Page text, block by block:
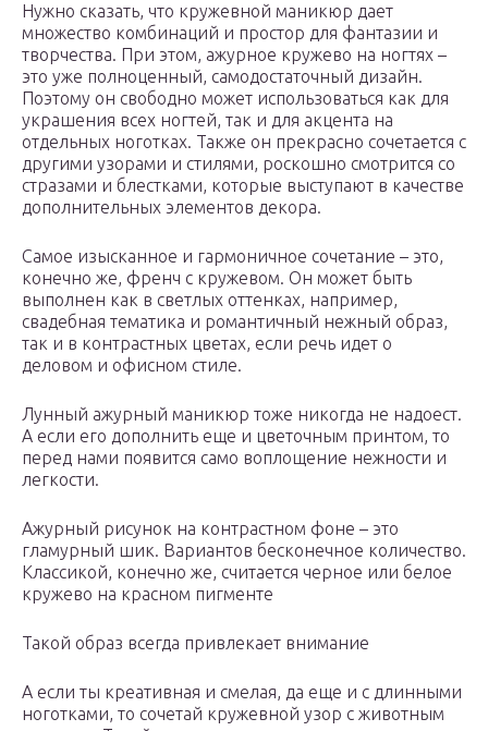
Нужно сказать, что кружевной маникюр дает
множество комбинаций и простор для фантазии и
творчества. При этом, ажурное кружево на ногтях –
это уже полноценный, самодостаточный дизайн.
Поэтому он свободно может использоваться как для
украшения всех ногтей, так и для акцента на
отдельных ноготках. Также он прекрасно сочетается с
другими узорами и стилями, роскошно смотрится со
стразами и блестками, которые выступают в качестве
дополнительных элементов декора.
Самое изысканное и гармоничное сочетание – это,
конечно же, френч с кружевом. Он может быть
выполнен как в светлых оттенках, например,
свадебная тематика и романтичный нежный образ,
так и в контрастных цветах, если речь идет о
деловом и офисном стиле.
Лунный ажурный маникюр тоже никогда не надоест.
А если его дополнить еще и цветочным принтом, то
перед нами появится само воплощение нежности и
легкости.
Ажурный рисунок на контрастном фоне – это
гламурный шик. Вариантов бесконечное количество.
Классикой, конечно же, считается черное или белое
кружево на красном пигменте
Такой образ всегда привлекает внимание
А если ты креативная и смелая, да еще и с длинными
ноготками, то сочетай кружевной узор с животным